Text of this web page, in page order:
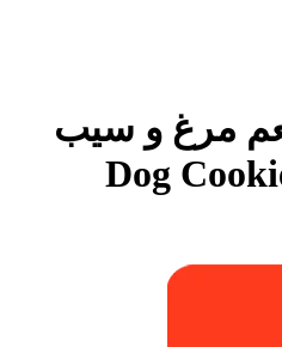
مرغ و سیب